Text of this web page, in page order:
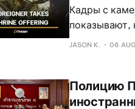
Кадры с
показывают,
напитками
JASON K. 06
Полицию